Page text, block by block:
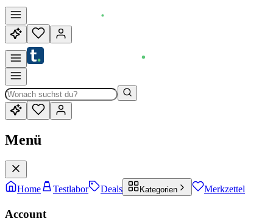
Menü
Home Testlabor Deals Kategorien Merkzettel
Account